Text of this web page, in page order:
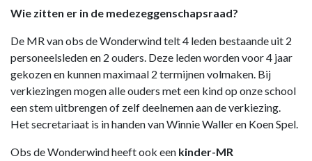
Wie zitten er in de medezeggenschapsraad?
De MR van obs de Wonderwind telt 4 leden bestaande uit 2
personeelsleden en 2 ouders. Deze leden worden voor 4 jaar
gekozen en kunnen maximaal 2 termijnen volmaken. Bij
verkiezingen mogen alle ouders met een kind op onze school
een stem uitbrengen of zelf deelnemen aan de verkiezing.
Het secretariaat is in handen van Winnie Waller en Koen Spel.
Obs de Wonderwind heeft ook een kinder-MR